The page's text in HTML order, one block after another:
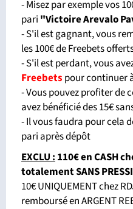
- Misez par exemple vos
pari "Victoire Arevalo
- S'il est gagnant, vous
les 100€ de Freebets
- S'il est perdant, vous
Freebets pour continuer
- Vous pouvez profiter de
avez bénéficié des 15€
- Il vous faudra pour cela
pari après dépôt
EXCLU :110€ en CASH
totalement SANS
10€ UNIQUEMENT chez
remboursé en ARGENT